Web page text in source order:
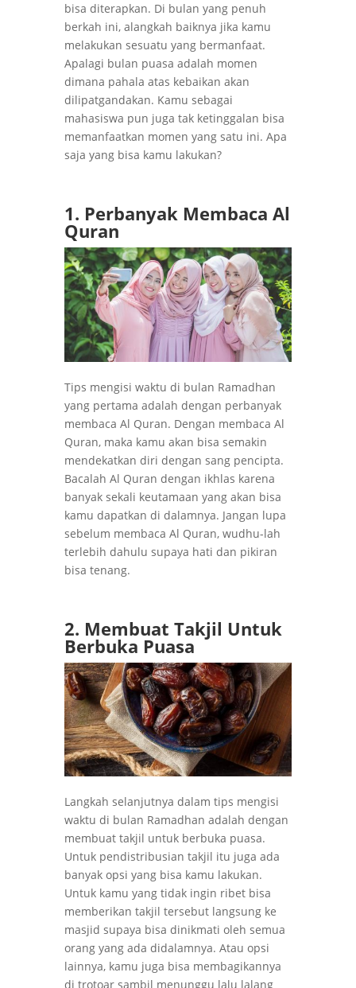
bisa diterapkan. Di bulan yang penuh
berkah ini, alangkah baiknya jika kamu
melakukan sesuatu yang bermanfaat.
Apalagi bulan puasa adalah momen
dimana pahala atas kebaikan akan
dilipatgandakan. Kamu sebagai
mahasiswa pun juga tak ketinggalan bisa
memanfaatkan momen yang satu ini. Apa
saja yang bisa kamu lakukan?
1. Perbanyak Membaca Al
Quran
Tips mengisi waktu di bulan Ramadhan
yang pertama adalah dengan perbanyak
membaca Al Quran. Dengan membaca Al
Quran, maka kamu akan bisa semakin
mendekatkan diri dengan sang pencipta.
Bacalah Al Quran dengan ikhlas karena
banyak sekali keutamaan yang akan bisa
kamu dapatkan di dalamnya. Jangan lupa
sebelum membaca Al Quran, wudhu-lah
terlebih dahulu supaya hati dan pikiran
bisa tenang.
2. Membuat Takjil Untuk
Berbuka Puasa
Langkah selanjutnya dalam tips mengisi
waktu di bulan Ramadhan adalah dengan
membuat takjil untuk berbuka puasa.
Untuk pendistribusian takjil itu juga ada
banyak opsi yang bisa kamu lakukan.
Untuk kamu yang tidak ingin ribet bisa
memberikan takjil tersebut langsung ke
masjid supaya bisa dinikmati oleh semua
orang yang ada didalamnya. Atau opsi
lainnya, kamu juga bisa membagikannya
di trotoar sambil menunggu lalu lalang